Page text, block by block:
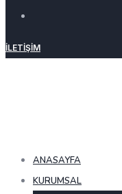
İLETIŞIM
ANASAYFA
KURUMSAL